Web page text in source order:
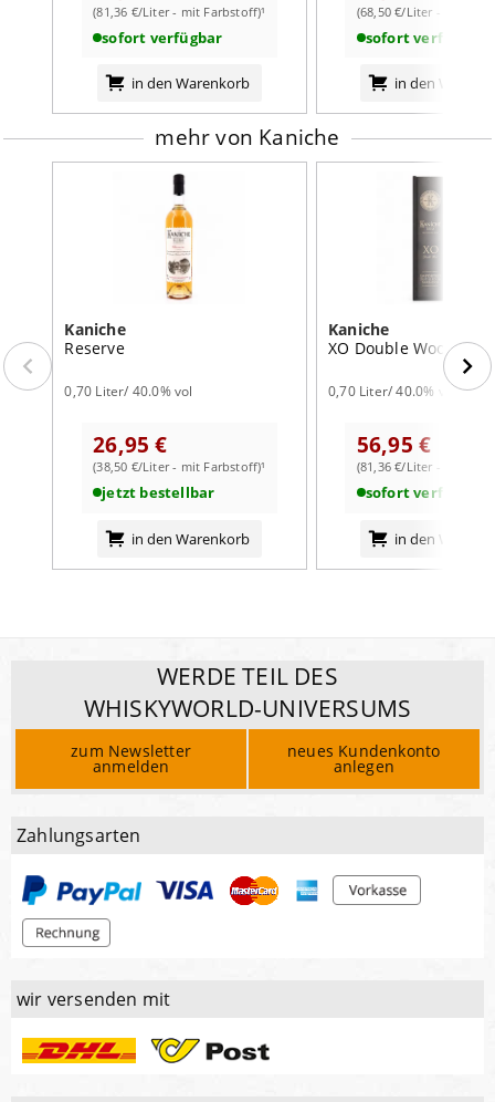
: anhaltend, fruchtig, angenehm süß-würzig
(81,36 €/Liter - mit Farbstoff)¹
sofort verfügbar
in den Warenkorb
(68,50 €/Liter - mit
sofort verfügbar
in den
mehr von Kaniche
Kaniche
Reserve
0,70 Liter/ 40.0% vol
26,95 €
(38,50 €/Liter - mit Farbstoff)¹
jetzt bestellbar
in den Warenkorb
Kaniche
XO Double Wood
0,70 Liter/ 40.0% vol
56,95 €
(81,36 €/Liter - mit
sofort verfügbar
in den
WERDE TEIL DES
WHISKYWORLD-UNIVERSUMS
zum Newsletter
anmelden
neues Kundenkonto
anlegen
Zahlungsarten
wir versenden mit